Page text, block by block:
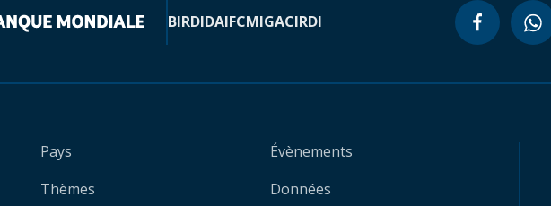
BIRDIDAIFCMIGACIRDI
Pays
Thèmes
Évènements
Données